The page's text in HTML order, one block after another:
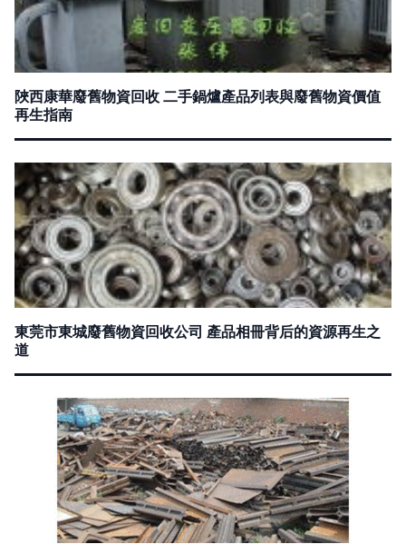
陜西康華廢舊物資回收 二手鍋爐產品列表與廢舊物資價值
再生指南
東莞市東城廢舊物資回收公司 產品相冊背后的資源再生之
道